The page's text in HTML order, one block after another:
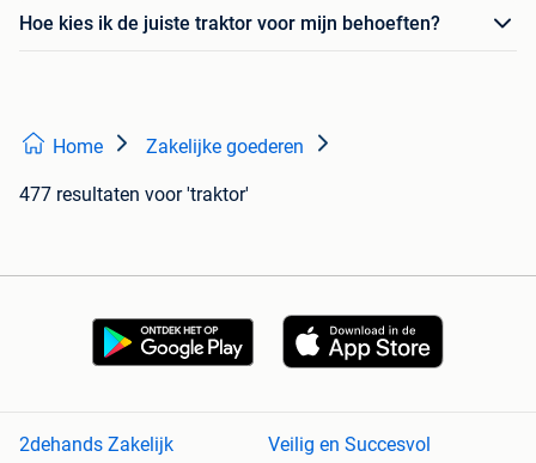
Hoe kies ik de juiste traktor voor mijn behoeften?
Home Zakelijke goederen
477 resultaten voor 'traktor'
2dehands Zakelijk Veilig en Succesvol